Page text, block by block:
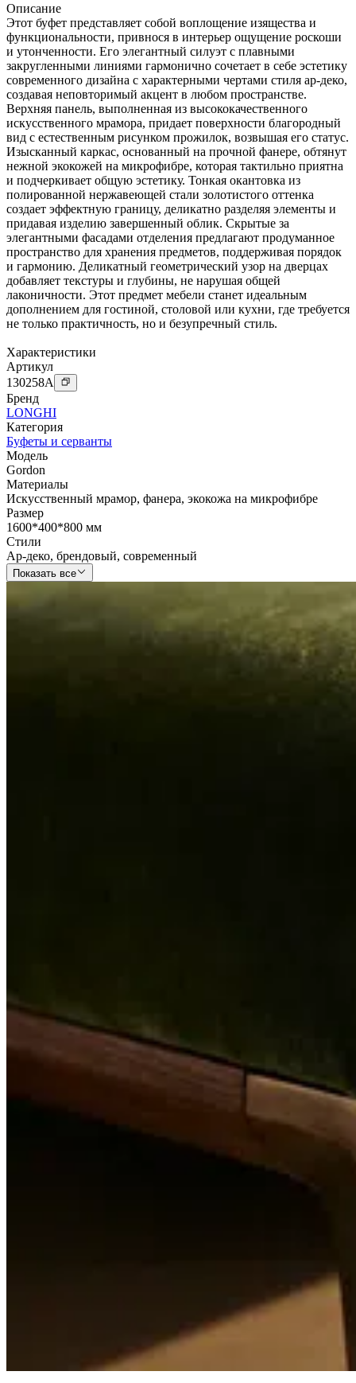
Описание
Этот буфет представляет собой воплощение изящества и
функциональности, привнося в интерьер ощущение роскоши
и утонченности. Его элегантный силуэт с плавными
закругленными линиями гармонично сочетает в себе эстетику
современного дизайна с характерными чертами стиля ар-деко,
создавая неповторимый акцент в любом пространстве.
Верхняя панель, выполненная из высококачественного
искусственного мрамора, придает поверхности благородный
вид с естественным рисунком прожилок, возвышая его статус.
Изысканный каркас, основанный на прочной фанере, обтянут
нежной экокожей на микрофибре, которая тактильно приятна
и подчеркивает общую эстетику. Тонкая окантовка из
полированной нержавеющей стали золотистого оттенка
создает эффектную границу, деликатно разделяя элементы и
придавая изделию завершенный облик. Скрытые за
элегантными фасадами отделения предлагают продуманное
пространство для хранения предметов, поддерживая порядок
и гармонию. Деликатный геометрический узор на дверцах
добавляет текстуры и глубины, не нарушая общей
лаконичности. Этот предмет мебели станет идеальным
дополнением для гостиной, столовой или кухни, где требуется
не только практичность, но и безупречный стиль.
Характеристики
Артикул
130258A
Бренд
LONGHI
Категория
Буфеты и серванты
Модель
Gordon
Материалы
Искусственный мрамор, фанера, экокожа на микрофибре
Размер
1600*400*800 мм
Стили
Ар-деко, брендовый, современный
Показать все